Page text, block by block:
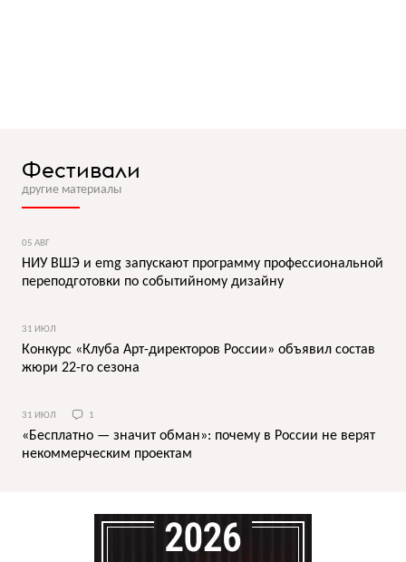
Фестивали
другие материалы
05 АВГ
НИУ ВШЭ и emg запускают программу профессиональной
переподготовки по событийному дизайну
31 ИЮЛ
Конкурс «Клуба Арт-директоров России» объявил состав
жюри 22-го сезона
31 ИЮЛ 1
«Бесплатно — значит обман»: почему в России не верят
некоммерческим проектам